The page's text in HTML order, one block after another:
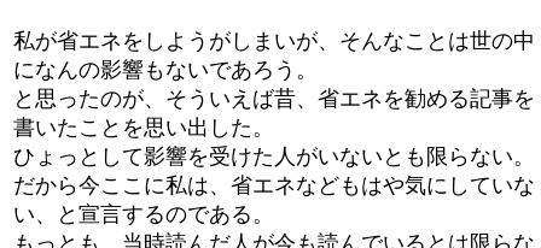
私が省エネをしようがしまいが、そんなことは世の中
になんの影響もないであろう。
と思ったのが、そういえば昔、省エネを勧める記事を
書いたことを思い出した。
ひょっとして影響を受けた人がいないとも限らない。
だから今ここに私は、省エネなどもはや気にしていな
い、と宣言するのである。
もっとも、当時読んだ人が今も読んでいるとは限らな